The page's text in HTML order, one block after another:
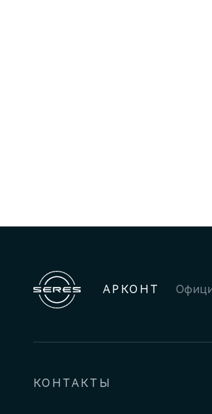
АРКОНТ
КОНТАКТЫ